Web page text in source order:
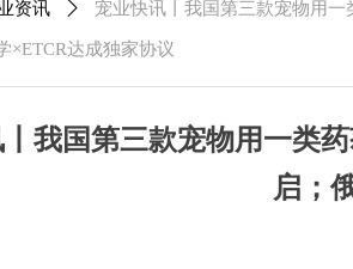
我国第三款宠物用一类
启；
资讯 ꄲ 宠业快讯丨我国第三款宠物用
×ETCR达成独家协议